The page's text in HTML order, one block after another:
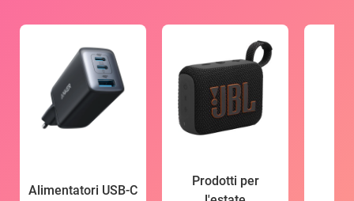
Alimentatori USB-C
Prodotti per